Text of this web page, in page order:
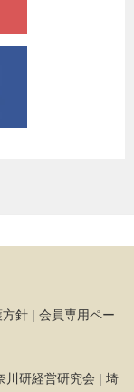
針| 会員専用ペー
川研経営研究会 | 埼